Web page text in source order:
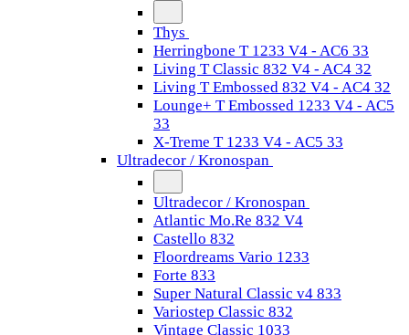
Thys
Herringbone T 1233 V4 - AC6 33
Living T Classic 832 V4 - AC4 32
Living T Embossed 832 V4 - AC4 32
Lounge+ T Embossed 1233 V4 - AC5
33
X-Treme T 1233 V4 - AC5 33
Ultradecor / Kronospan
Ultradecor / Kronospan
Atlantic Mo.Re 832 V4
Castello 832
Floordreams Vario 1233
Forte 833
Super Natural Classic v4 833
Variostep Classic 832
Vintage Classic 1033